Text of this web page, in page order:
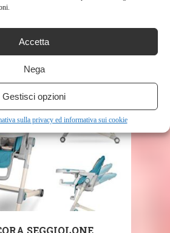
Accetta
Nega
Gestisci opzioni
sulla privacy ed informativa sui cookie
SEGGIOLONE